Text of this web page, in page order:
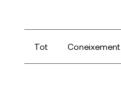
Tot Coneixement